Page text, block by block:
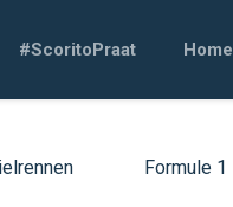
#ScoritoPraat Home
Formule 1